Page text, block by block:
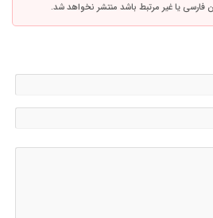
فارسی یا غیر مرتبط باشد منتشر نخواهد شد.